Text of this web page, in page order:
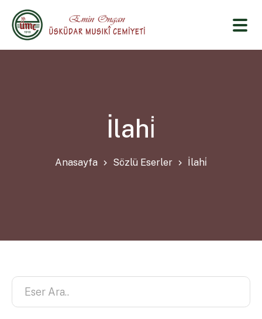
İlahi̇
Anasayfa Sözlü Eserler İlahi̇